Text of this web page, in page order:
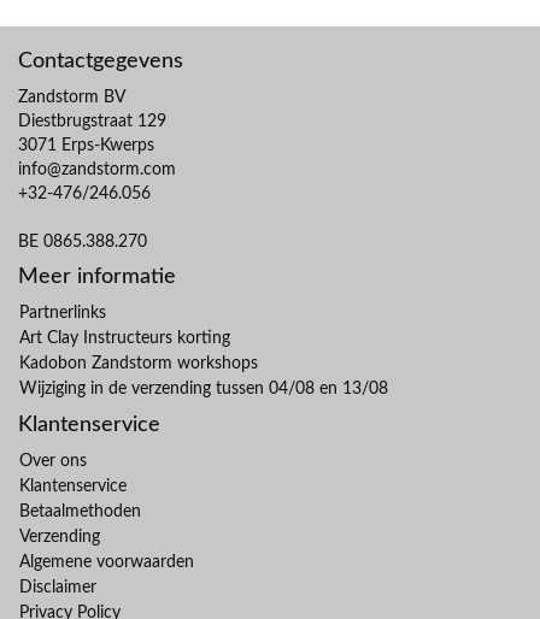
Contactgegevens
Zandstorm BV
Diestbrugstraat 129
3071 Erps-Kwerps
info@zandstorm.com
+32-476/246.056
BE 0865.388.270
Meer informatie
Partnerlinks
Art Clay Instructeurs korting
Kadobon Zandstorm workshops
Wijziging in de verzending tussen 04/08 en 13/08
Klantenservice
Over ons
Klantenservice
Betaalmethoden
Verzending
Algemene voorwaarden
Disclaimer
Privacy Policy